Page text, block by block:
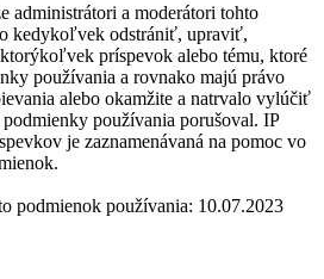
administrátori a moderátori tohto
kedykoľvek odstrániť, upraviť,
príspevok alebo tému, ktoré
používania a rovnako majú právo
alebo okamžite a natrvalo vylúčiť
používania porušoval. IP
je zaznamenávaná na pomoc vo
podmienok používania: 10.07.2023